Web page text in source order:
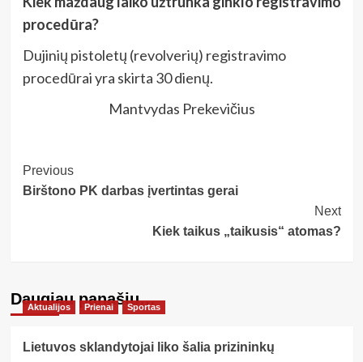
procedūra?
Dujinių pistoletų (revolverių) registravimo
procedūrai yra skirta 30 dienų.
Mantvydas Prekevičius
Post
Navigation
Previous
Birštono PK darbas įvertintas gerai
Next
Kiek taikus „taikusis“ atomas?
Daugiau panašių…
Aktualijos Prienai Sportas
Lietuvos sklandytojai liko šalia prizininkų